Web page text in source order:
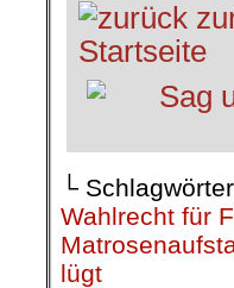
└
Wahlrecht für
lügt